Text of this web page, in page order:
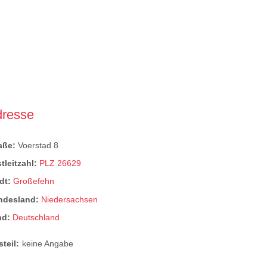
Voerstad 8
PLZ 26629
Großefehn
Niedersachsen
Deutschland
keine Angabe